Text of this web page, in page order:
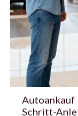
Schritt-